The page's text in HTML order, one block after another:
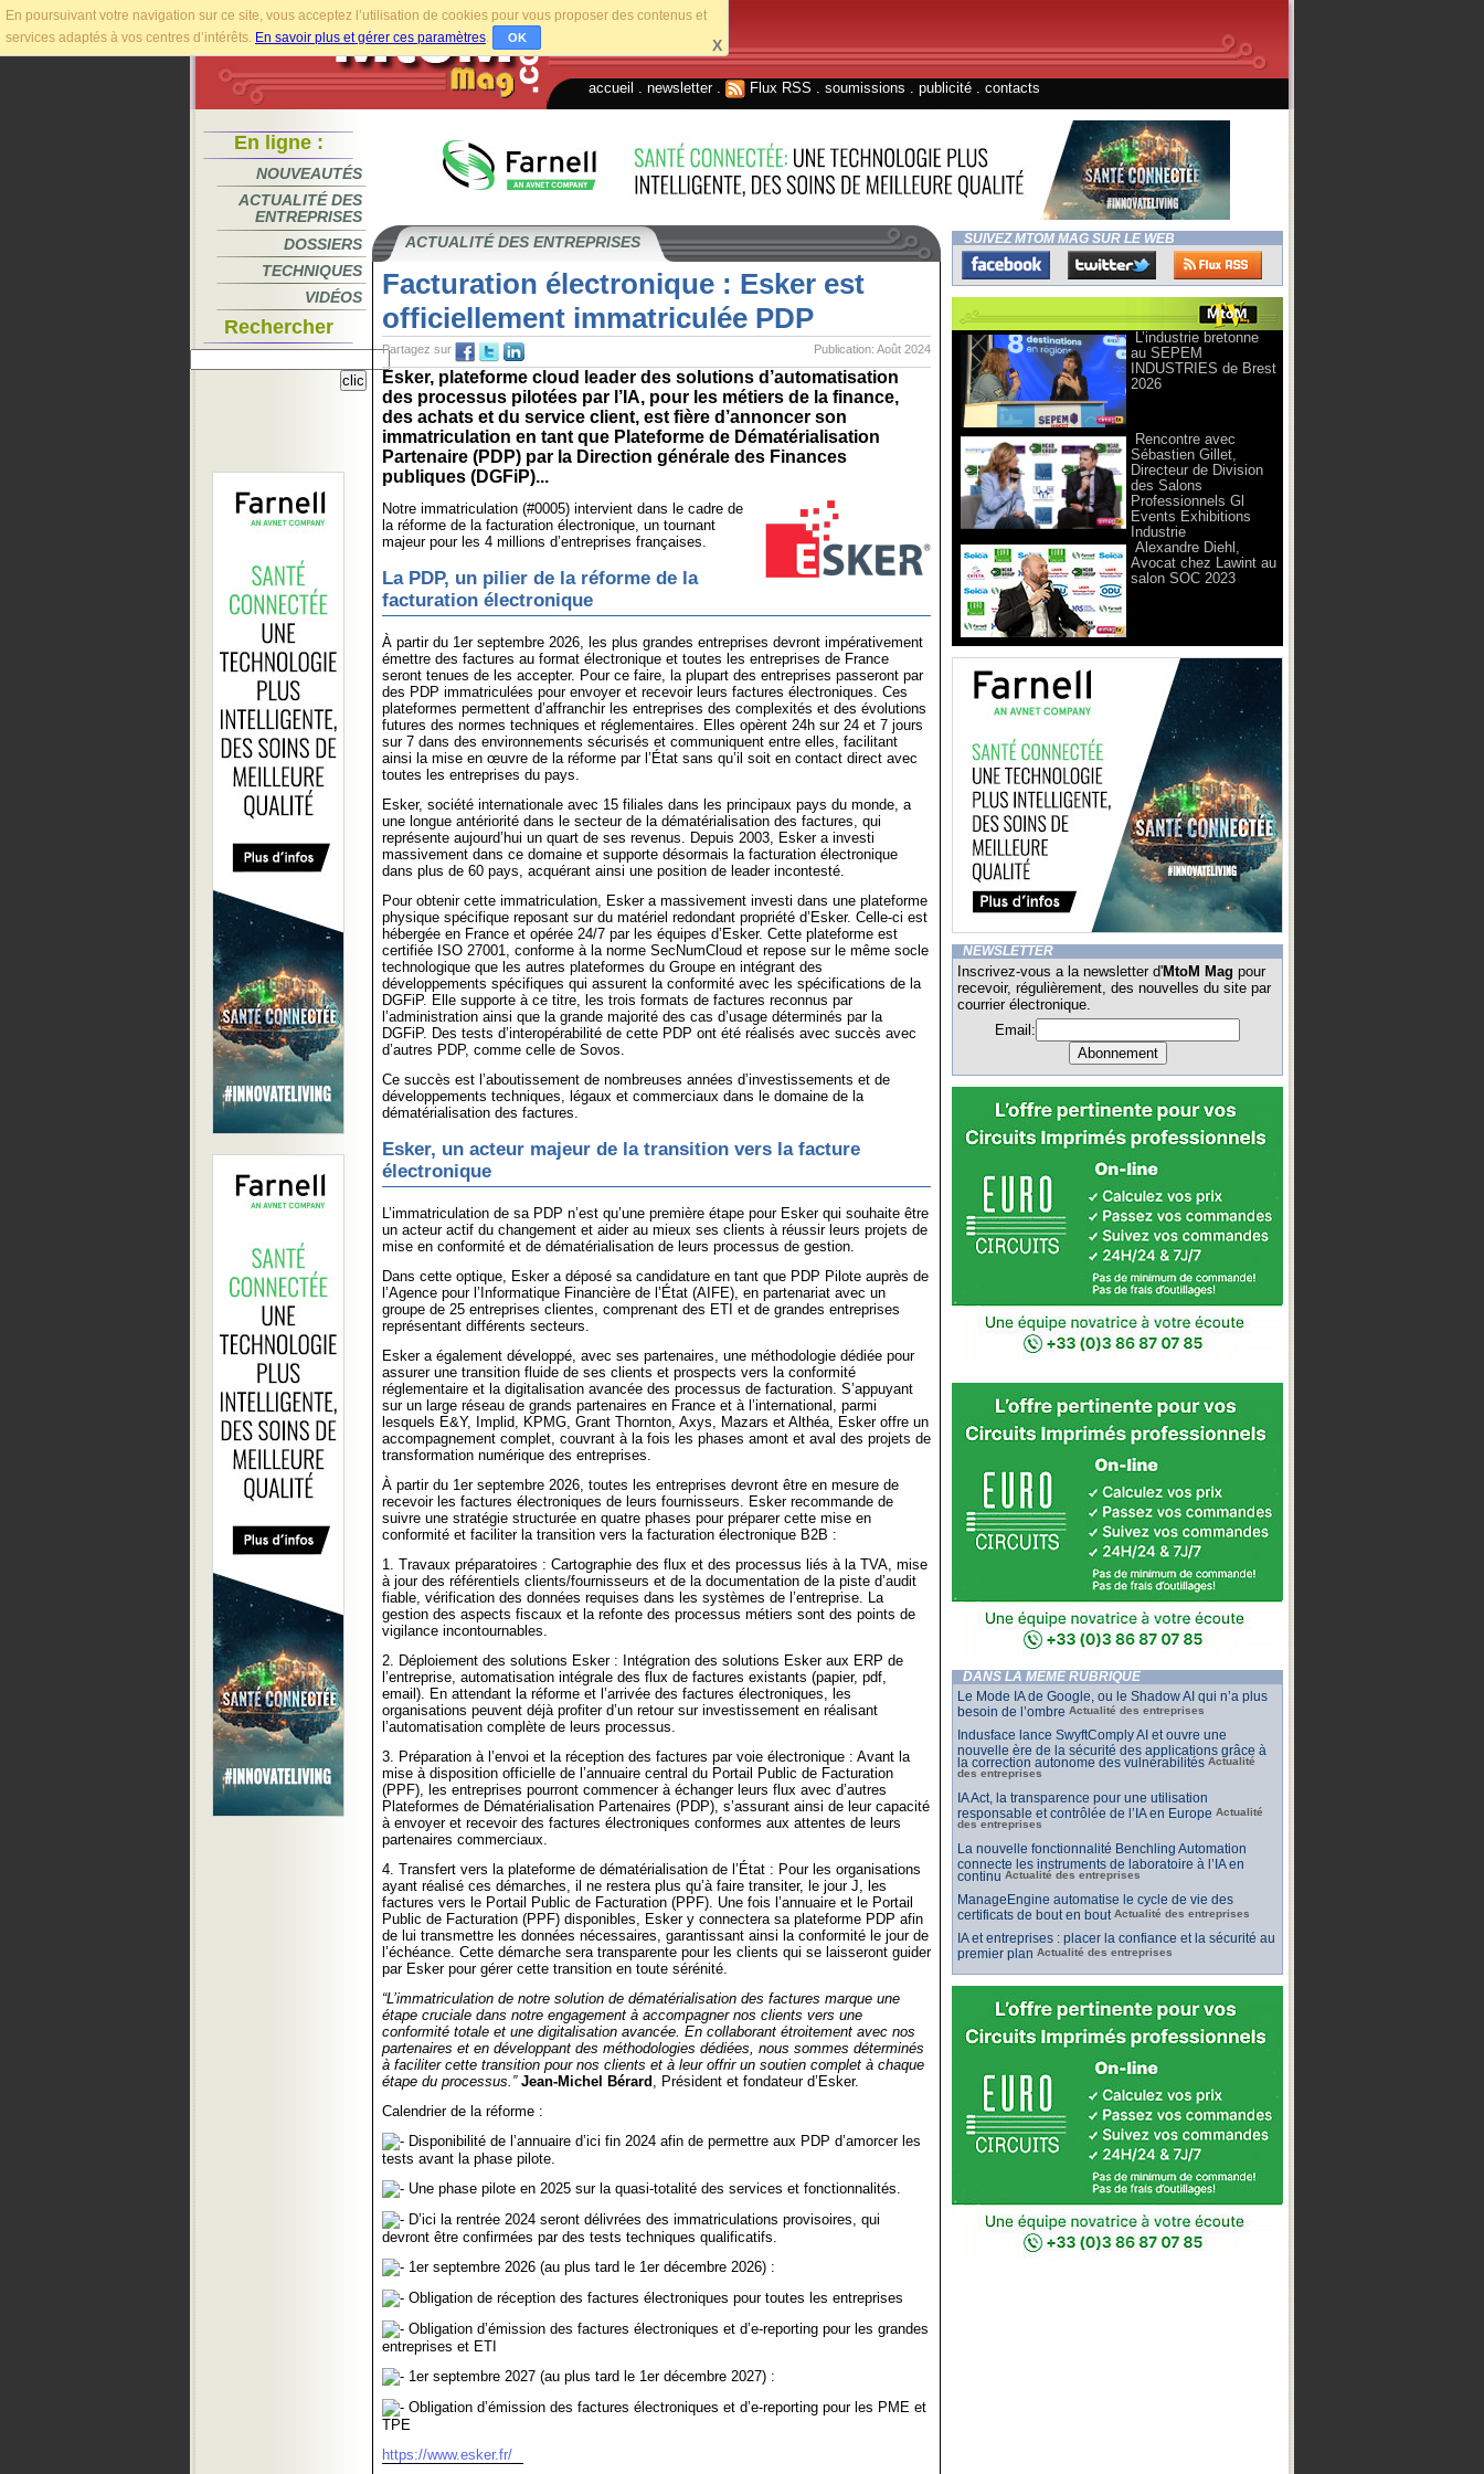
En poursuivant votre navigation sur ce site, vous acceptez l’utilisation de cookies pour vous proposer des contenus et
services adaptés à vos centres d’intérêts. En savoir plus et gérer ces paramètres. OK X
accueil newsletter. Flux RSS soumissions publicité contacts
En ligne :
NOUVEAUTÉS
ACTUALITÉ DES
ENTREPRISES
DOSSIERS
TECHNIQUES
VIDÉOS
Rechercher
ACTUALITÉ DES ENTREPRISES
Facturation électronique : Esker est
officiellement immatriculée PDP
Publication: Août 2024
Partagez sur
Esker, plateforme cloud leader des solutions d’automatisation
des processus pilotées par l’IA, pour les métiers de la finance,
des achats et du service client, est fière d’annoncer son
immatriculation en tant que Plateforme de Dématérialisation
Partenaire (PDP) par la Direction générale des Finances
publiques (DGFiP)...
Notre immatriculation (#0005) intervient dans le cadre de
la réforme de la facturation électronique, un tournant
majeur pour les 4 millions d’entreprises françaises.
La PDP, un pilier de la réforme de la
facturation électronique
À partir du 1er septembre 2026, les plus grandes entreprises devront impérativement
émettre des factures au format électronique et toutes les entreprises de France
seront tenues de les accepter. Pour ce faire, la plupart des entreprises passeront par
des PDP immatriculées pour envoyer et recevoir leurs factures électroniques. Ces
plateformes permettent d’affranchir les entreprises des complexités et des évolutions
futures des normes techniques et réglementaires. Elles opèrent 24h sur 24 et 7 jours
sur 7 dans des environnements sécurisés et communiquent entre elles, facilitant
ainsi la mise en œuvre de la réforme par l’État sans qu’il soit en contact direct avec
toutes les entreprises du pays.
Esker, société internationale avec 15 filiales dans les principaux pays du monde, a
une longue antériorité dans le secteur de la dématérialisation des factures, qui
représente aujourd’hui un quart de ses revenus. Depuis 2003, Esker a investi
massivement dans ce domaine et supporte désormais la facturation électronique
dans plus de 60 pays, acquérant ainsi une position de leader incontesté.
Pour obtenir cette immatriculation, Esker a massivement investi dans une plateforme
physique spécifique reposant sur du matériel redondant propriété d’Esker. Celle-ci est
hébergée en France et opérée 24/7 par les équipes d’Esker. Cette plateforme est
certifiée ISO 27001, conforme à la norme SecNumCloud et repose sur le même socle
technologique que les autres plateformes du Groupe en intégrant des
développements spécifiques qui assurent la conformité avec les spécifications de la
DGFiP. Elle supporte à ce titre, les trois formats de factures reconnus par
l’administration ainsi que la grande majorité des cas d’usage déterminés par la
DGFiP. Des tests d’interopérabilité de cette PDP ont été réalisés avec succès avec
d’autres PDP, comme celle de Sovos.
Ce succès est l’aboutissement de nombreuses années d’investissements et de
développements techniques, légaux et commerciaux dans le domaine de la
dématérialisation des factures.
Esker, un acteur majeur de la transition vers la facture
électronique
L’immatriculation de sa PDP n’est qu’une première étape pour Esker qui souhaite être
un acteur actif du changement et aider au mieux ses clients à réussir leurs projets de
mise en conformité et de dématérialisation de leurs processus de gestion.
Dans cette optique, Esker a déposé sa candidature en tant que PDP Pilote auprès de
l’Agence pour l’Informatique Financière de l’État (AIFE), en partenariat avec un
groupe de 25 entreprises clientes, comprenant des ETI et de grandes entreprises
représentant différents secteurs.
Esker a également développé, avec ses partenaires, une méthodologie dédiée pour
assurer une transition fluide de ses clients et prospects vers la conformité
réglementaire et la digitalisation avancée des processus de facturation. S’appuyant
sur un large réseau de grands partenaires en France et à l’international, parmi
lesquels E&Y, Implid, KPMG, Grant Thornton, Axys, Mazars et Althéa, Esker offre un
accompagnement complet, couvrant à la fois les phases amont et aval des projets de
transformation numérique des entreprises.
À partir du 1er septembre 2026, toutes les entreprises devront être en mesure de
recevoir les factures électroniques de leurs fournisseurs. Esker recommande de
suivre une stratégie structurée en quatre phases pour préparer cette mise en
conformité et faciliter la transition vers la facturation électronique B2B :
1. Travaux préparatoires : Cartographie des flux et des processus liés à la TVA, mise
à jour des référentiels clients/fournisseurs et de la documentation de la piste d’audit
fiable, vérification des données requises dans les systèmes de l’entreprise. La
gestion des aspects fiscaux et la refonte des processus métiers sont des points de
vigilance incontournables.
2. Déploiement des solutions Esker : Intégration des solutions Esker aux ERP de
l’entreprise, automatisation intégrale des flux de factures existants (papier, pdf,
email). En attendant la réforme et l’arrivée des factures électroniques, les
organisations peuvent déjà profiter d’un retour sur investissement en réalisant
l’automatisation complète de leurs processus.
3. Préparation à l’envoi et la réception des factures par voie électronique : Avant la
mise à disposition officielle de l’annuaire central du Portail Public de Facturation
(PPF), les entreprises pourront commencer à échanger leurs flux avec d’autres
Plateformes de Dématérialisation Partenaires (PDP), s’assurant ainsi de leur capacité
à envoyer et recevoir des factures électroniques conformes aux attentes de leurs
partenaires commerciaux.
4. Transfert vers la plateforme de dématérialisation de l’État : Pour les organisations
ayant réalisé ces démarches, il ne restera plus qu’à faire transiter, le jour J, les
factures vers le Portail Public de Facturation (PPF). Une fois l’annuaire et le Portail
Public de Facturation (PPF) disponibles, Esker y connectera sa plateforme PDP afin
de lui transmettre les données nécessaires, garantissant ainsi la conformité le jour de
l’échéance. Cette démarche sera transparente pour les clients qui se laisseront guider
par Esker pour gérer cette transition en toute sérénité.
“L’immatriculation de notre solution de dématérialisation des factures marque une
étape cruciale dans notre engagement à accompagner nos clients vers une
conformité totale et une digitalisation avancée. En collaborant étroitement avec nos
partenaires et en développant des méthodologies dédiées, nous sommes déterminés
à faciliter cette transition pour nos clients et à leur offrir un soutien complet à chaque
étape du processus.” Jean-Michel Bérard , Président et fondateur d’Esker.
Calendrier de la réforme :
Disponibilité de l’annuaire d’ici fin 2024 afin de permettre aux PDP d’amorcer les
tests avant la phase pilote.
Une phase pilote en 2025 sur la quasi-totalité des services et fonctionnalités.
D’ici la rentrée 2024 seront délivrées des immatriculations provisoires, qui
devront être confirmées par des tests techniques qualificatifs.
1er septembre 2026 (au plus tard le 1er décembre 2026) :
Obligation de réception des factures électroniques pour toutes les entreprises
Obligation d’émission des factures électroniques et d’e-reporting pour les grandes
entreprises et ETI
1er septembre 2027 (au plus tard le 1er décembre 2027) :
Obligation d’émission des factures électroniques et d’e-reporting pour les PME et
TPE
https://www.esker.fr/
SUIVEZ MTOM MAG SUR LE WEB
L’industrie bretonne
au SEPEM
INDUSTRIES de Brest
2026
Rencontre avec
Sébastien Gillet,
Directeur de Division
des Salons
Professionnels Gl
Events Exhibitions
Industrie
Alexandre Diehl,
Avocat chez Lawint au
salon SOC 2023
NEWSLETTER
Inscrivez-vous a la newsletter d'MtoM Mag pour
recevoir, régulièrement, des nouvelles du site par
courrier électronique.
Email:
DANS LA MÊME RUBRIQUE
Le Mode IA de Google, ou le Shadow AI qui n’a plus
besoin de l’ombre Actualité des entreprises
Indusface lance SwyftComply AI et ouvre une
nouvelle ère de la sécurité des applications grâce à
la correction autonome des vulnérabilités Actualité
des entreprises
IA Act, la transparence pour une utilisation
responsable et contrôlée de l’IA en Europe Actualité
des entreprises
La nouvelle fonctionnalité Benchling Automation
connecte les instruments de laboratoire à l’IA en
continu Actualité des entreprises
ManageEngine automatise le cycle de vie des
certificats de bout en bout Actualité des entreprises
IA et entreprises : placer la confiance et la sécurité au
premier plan Actualité des entreprises